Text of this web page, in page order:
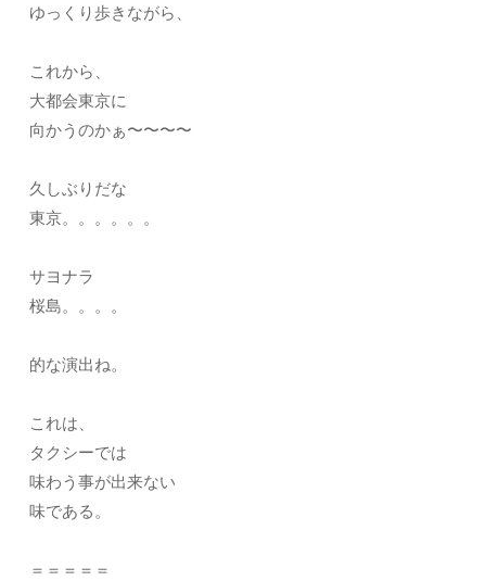
ゆっくり歩きながら、
これから、
大都会東京に
向かうのかぁ〜〜〜〜
久しぶりだな
東京。。。。。。
サヨナラ
桜島。。。。
的な演出ね。
これは、
タクシーでは
味わう事が出来ない
味である。
＝＝＝＝＝